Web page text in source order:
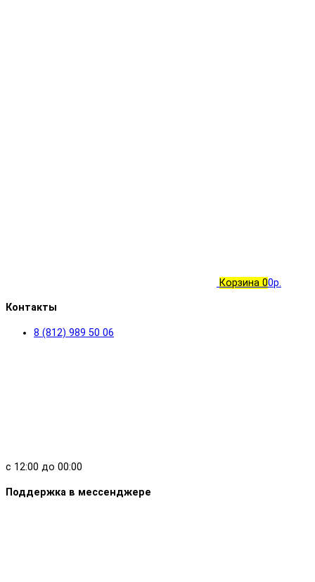
Корзина 00р.
Контакты
8 (812) 989 50 06
с 12:00 до 00:00
Поддержка в мессенджере